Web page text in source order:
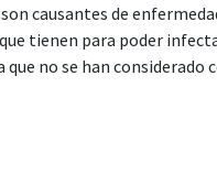
causantes de
tienen para poder
no se han